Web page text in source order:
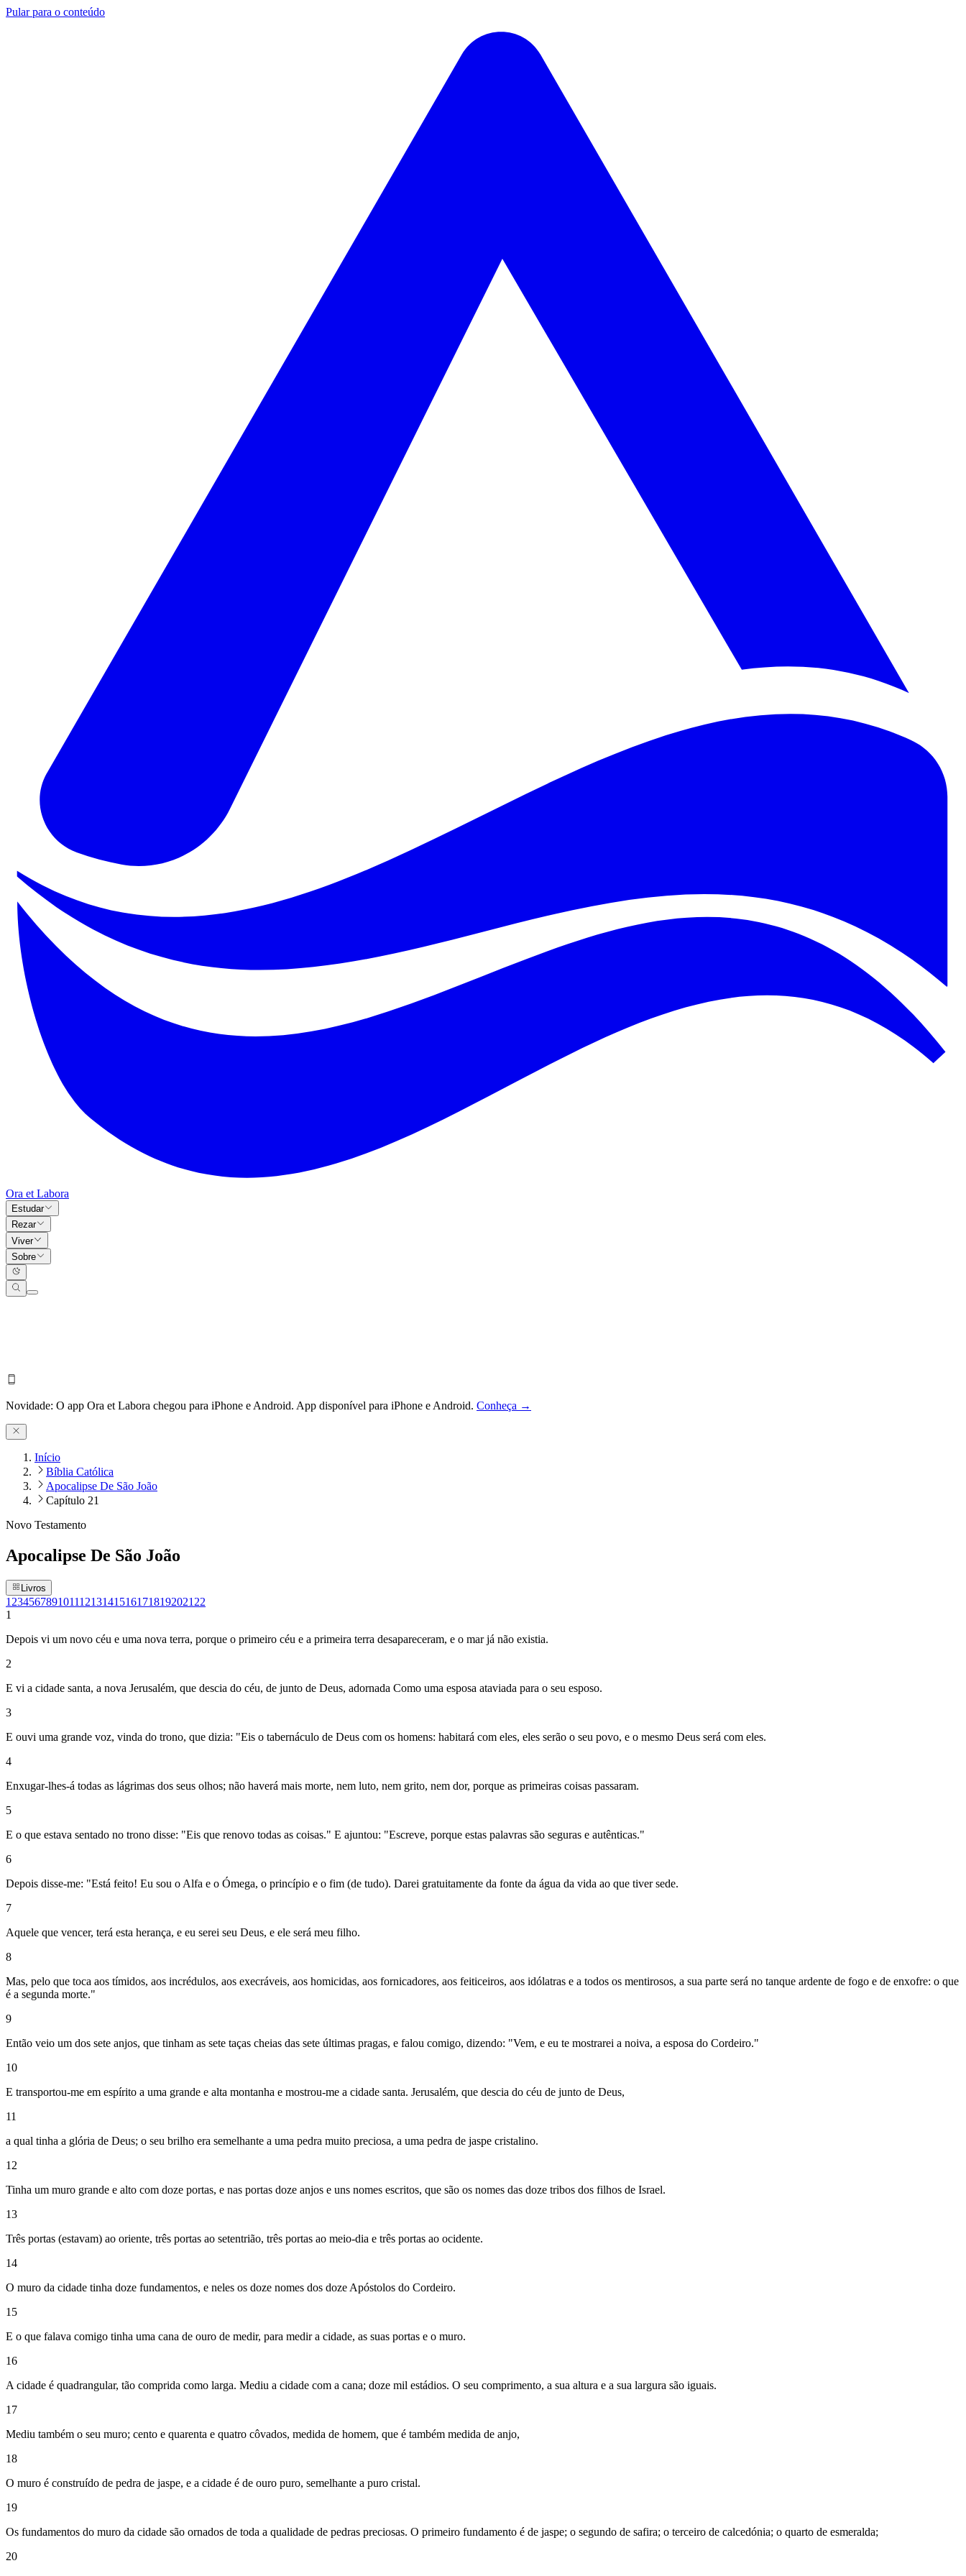
Pular para o conteúdo
Ora et Labora
Estudar
Rezar
Viver
Sobre
Novidade: O app Ora et Labora chegou para iPhone e Android. App disponível para iPhone e Android. Conheça →
Início
Bíblia Católica
Apocalipse De São João
Capítulo 21
Novo Testamento
Apocalipse De São João
Livros
1 23456789101112131415161718192021 22
1
Depois vi um novo céu e uma nova terra, porque o primeiro céu e a primeira terra desapareceram, e o mar já não existia.
2
E vi a cidade santa, a nova Jerusalém, que descia do céu, de junto de Deus, adornada Como uma esposa ataviada para o seu esposo.
3
E ouvi uma grande voz, vinda do trono, que dizia: "Eis o tabernáculo de Deus com os homens: habitará com eles, eles serão o seu povo, e o mesmo Deus será com eles.
4
Enxugar-lhes-á todas as lágrimas dos seus olhos; não haverá mais morte, nem luto, nem grito, nem dor, porque as primeiras coisas passaram.
5
E o que estava sentado no trono disse: "Eis que renovo todas as coisas." E ajuntou: "Escreve, porque estas palavras são seguras e autênticas."
6
Depois disse-me: "Está feito! Eu sou o Alfa e o Ómega, o princípio e o fim (de tudo). Darei gratuitamente da fonte da água da vida ao que tiver sede.
7
Aquele que vencer, terá esta herança, e eu serei seu Deus, e ele será meu filho.
8
Mas, pelo que toca aos tímidos, aos incrédulos, aos execráveis, aos homicidas, aos fornicadores, aos feiticeiros, aos idólatras e a todos os mentirosos, a sua parte será no tanque ardente de fogo e de enxofre: o que
é a segunda morte."
9
Então veio um dos sete anjos, que tinham as sete taças cheias das sete últimas pragas, e falou comigo, dizendo: "Vem, e eu te mostrarei a noiva, a esposa do Cordeiro."
10
E transportou-me em espírito a uma grande e alta montanha e mostrou-me a cidade santa. Jerusalém, que descia do céu de junto de Deus,
11
a qual tinha a glória de Deus; o seu brilho era semelhante a uma pedra muito preciosa, a uma pedra de jaspe cristalino.
12
Tinha um muro grande e alto com doze portas, e nas portas doze anjos e uns nomes escritos, que são os nomes das doze tribos dos filhos de Israel.
13
Três portas (estavam) ao oriente, três portas ao setentrião, três portas ao meio-dia e três portas ao ocidente.
14
O muro da cidade tinha doze fundamentos, e neles os doze nomes dos doze Apóstolos do Cordeiro.
15
E o que falava comigo tinha uma cana de ouro de medir, para medir a cidade, as suas portas e o muro.
16
A cidade é quadrangular, tão comprida como larga. Mediu a cidade com a cana; doze mil estádios. O seu comprimento, a sua altura e a sua largura são iguais.
17
Mediu também o seu muro; cento e quarenta e quatro côvados, medida de homem, que é também medida de anjo,
18
O muro é construído de pedra de jaspe, e a cidade é de ouro puro, semelhante a puro cristal.
19
Os fundamentos do muro da cidade são ornados de toda a qualidade de pedras preciosas. O primeiro fundamento é de jaspe; o segundo de safira; o terceiro de calcedónia; o quarto de esmeralda;
20